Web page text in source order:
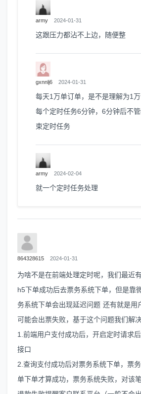
army 2024-01-31
这跟压力都沾不上边，随便整
gxnnlj6 2024-01-31
每天1万单订单，是不是理解为1万
每个定时任务6分钟，6分钟后不
束定时任务
army 2024-02-04
就一个定时任务处理
864328615 2024-01-31
为啥不是在前端处理定时呢，我们最近
h5下单成功后去票务系统下单，但是靠
务系统下单会出现延迟问题 还有就是用
可能会出票失败，基于这个问题我们解
1.前端用户支付成功后，开启定时请求
接口
2.查询支付成功后对票务系统下单，票
单下单才算成功，票务系统失败，对该